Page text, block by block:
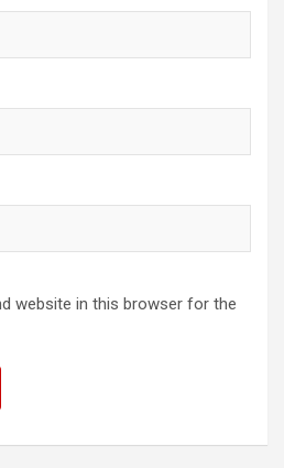
website in this browser for the